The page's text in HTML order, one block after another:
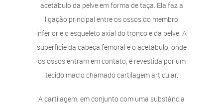
acetábulo da pelve em forma de taça. Ela faz a
ligação principal entre os ossos do membro
inferior e o esqueleto axial do tronco e da pelve. A
superfície da cabeça femoral e o acetábulo, onde
os ossos entram em contato, é revestida por um
tecido macio chamado cartilagem articular.
A cartilagem, em conjunto com uma substância